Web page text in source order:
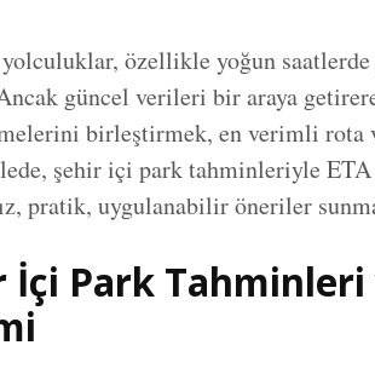
özellikle yoğun
güncel verileri bir araya
birleştirmek, en verimli rota
şehir içi park tahminleriyle ETA
pratik, uygulanabilir öneriler
İçi Park